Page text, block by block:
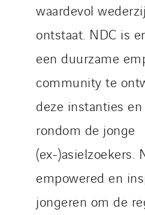
waardevol
ontstaat. NDC is
een duurzame
community te
deze instanties
rondom de jonge
(ex-)asielzoekers.
empowered en
jongeren om de